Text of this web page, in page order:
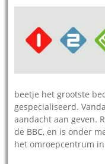
beetje het grootste
gespecialiseerd.
aandacht aan geven.
de BBC, en is onder
het omroepcentrum